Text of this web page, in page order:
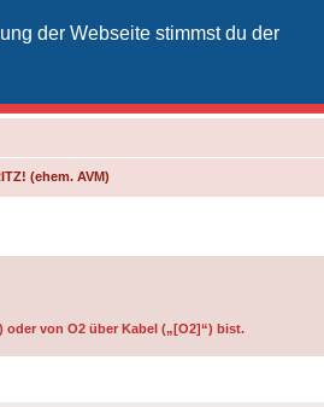
der Webseite stimmst du der
(ehem. AVM)
oder von O2 über Kabel („[O2]“) bist.